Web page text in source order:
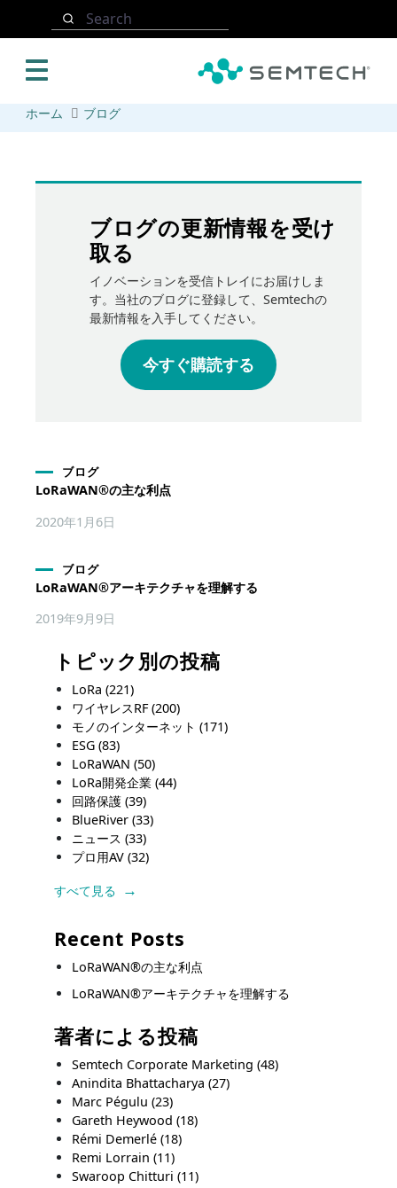
Search
ホーム ブログ
ブログの更新情報を受け
取る
イノベーションを受信トレイにお届けしま
す。当社のブログに登録して、Semtechの
最新情報を入手してください。
今すぐ購読する
ブログ
LoRaWAN®の主な利点
2020年1月6日
ブログ
LoRaWAN®アーキテクチャを理解する
2019年9月9日
トピック別の投稿
LoRa(221)
ワイヤレスRF(200)
モノのインターネット(171)
ESG(83)
LoRaWAN(50)
LoRa開発企業(44)
回路保護(39)
BlueRiver(33)
ニュース(33)
プロ用AV(32)
すべて見る
Recent Posts
LoRaWAN®の主な利点
LoRaWAN®アーキテクチャを理解する
著者による投稿
Semtech Corporate Marketing(48)
Anindita Bhattacharya(27)
Marc Pégulu(23)
Gareth Heywood(18)
Rémi Demerlé(18)
Remi Lorrain(11)
Swaroop Chitturi(11)